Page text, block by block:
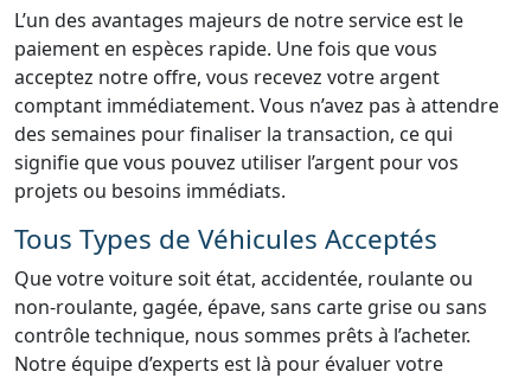
L’un des avantages majeurs de notre service est le
paiement en espèces rapide. Une fois que vous
acceptez notre offre, vous recevez votre argent
comptant immédiatement. Vous n’avez pas à attendre
des semaines pour finaliser la transaction, ce qui
signifie que vous pouvez utiliser l’argent pour vos
projets ou besoins immédiats.
Tous Types de Véhicules Acceptés
Que votre voiture soit état, accidentée, roulante ou
non-roulante, gagée, épave, sans carte grise ou sans
contrôle technique, nous sommes prêts à l’acheter.
Notre équipe d’experts est là pour évaluer votre